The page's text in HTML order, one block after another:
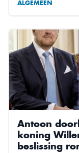
ALGEMEEN
Antoon
koning
beslissing